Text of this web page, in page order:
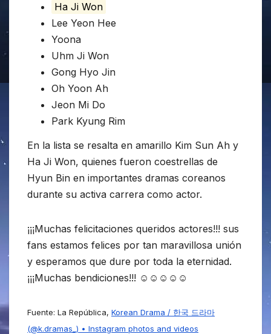
Ha Ji Won
Lee Yeon Hee
Yoona
Uhm Ji Won
Gong Hyo Jin
Oh Yoon Ah
Jeon Mi Do
Park Kyung Rim
En la lista se resalta en amarillo Kim Sun Ah y
Ha Ji Won, quienes fueron coestrellas de
Hyun Bin en importantes dramas coreanos
durante su activa carrera como actor.
¡¡¡Muchas felicitaciones queridos actores!!! sus
fans estamos felices por tan maravillosa unión
y esperamos que dure por toda la eternidad.
¡¡¡Muchas bendiciones!!! ☺☺☺☺☺
Fuente: La República, Korean Drama / 한국 드라마
(@k.dramas_) • Instagram photos and videos